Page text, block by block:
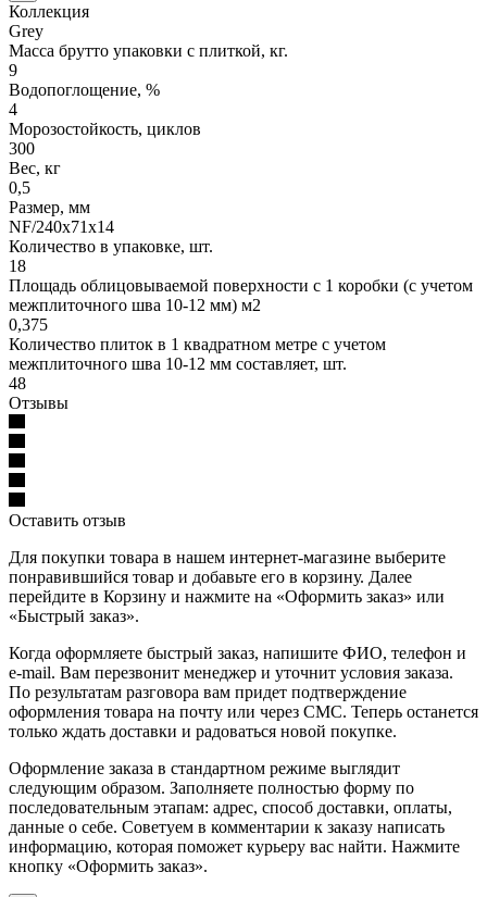
Коллекция
Grey
Масса брутто упаковки с плиткой, кг.
9
Водопоглощение, %
4
Морозостойкость, циклов
300
Вес, кг
0,5
Размер, мм
NF/240х71х14
Количество в упаковке, шт.
18
Площадь облицовываемой поверхности с 1 коробки (с учетом
межплиточного шва 10-12 мм) м2
0,375
Количество плиток в 1 квадратном метре с учетом
межплиточного шва 10-12 мм составляет, шт.
48
Отзывы
Оставить отзыв
Для покупки товара в нашем интернет-магазине выберите
понравившийся товар и добавьте его в корзину. Далее
перейдите в Корзину и нажмите на «Оформить заказ» или
«Быстрый заказ».
Когда оформляете быстрый заказ, напишите ФИО, телефон и
e-mail. Вам перезвонит менеджер и уточнит условия заказа.
По результатам разговора вам придет подтверждение
оформления товара на почту или через СМС. Теперь останется
только ждать доставки и радоваться новой покупке.
Оформление заказа в стандартном режиме выглядит
следующим образом. Заполняете полностью форму по
последовательным этапам: адрес, способ доставки, оплаты,
данные о себе. Советуем в комментарии к заказу написать
информацию, которая поможет курьеру вас найти. Нажмите
кнопку «Оформить заказ».